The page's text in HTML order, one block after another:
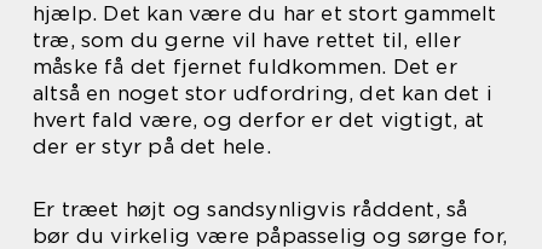
hjælp. Det kan være du har et stort gammelt
træ, som du gerne vil have rettet til, eller
måske få det fjernet fuldkommen. Det er
altså en noget stor udfordring, det kan det i
hvert fald være, og derfor er det vigtigt, at
der er styr på det hele.
Er træet højt og sandsynligvis råddent, så
bør du virkelig være påpasselig og sørge for,